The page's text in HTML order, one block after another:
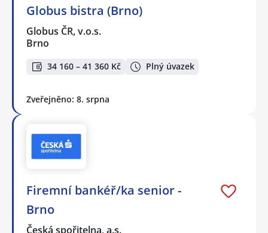
Globus bistra (Brno)
Globus ČR, v.o.s.
Brno
34 160 – 41 360 Kč Plný úvazek
Zveřejněno: 8. srpna
Firemní bankéř/ka senior -
Brno
Česká spořitelna, a.s.